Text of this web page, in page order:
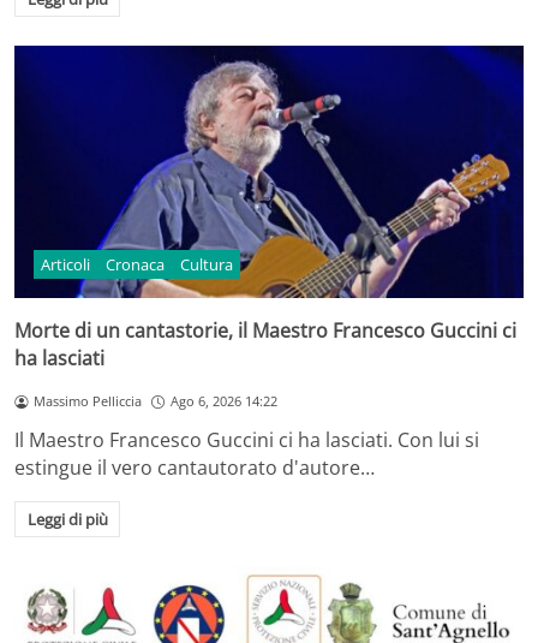
Articoli Cronaca Cultura
Morte di un cantastorie, il Maestro Francesco Guccini ci
ha lasciati
Massimo Pelliccia Ago 6, 2026 14:22
Il Maestro Francesco Guccini ci ha lasciati. Con lui si
estingue il vero cantautorato d'autore…
Leggi di più